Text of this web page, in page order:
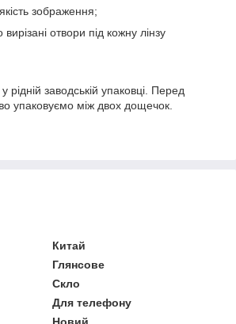
зображення;
отвори під кожну лінзу
рідній заводській упаковці. Перед
упаковуємо між двох дощечок.
Китай
Глянсове
Скло
Для телефону
Новий